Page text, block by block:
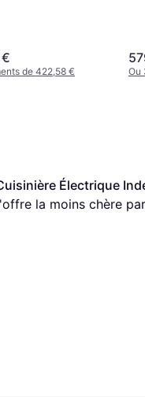
€
de 422,58 € Ou
Électrique
la moins chère